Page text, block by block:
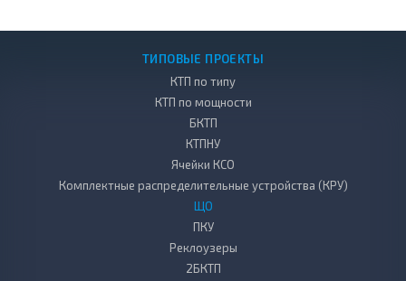
ТИПОВЫЕ ПРОЕКТЫ
КТП по типу
КТП по мощности
БКТП
КТПНУ
Ячейки КСО
Комплектные распределительные устройства (КРУ)
ЩО
ПКУ
Реклоузеры
2БКТП